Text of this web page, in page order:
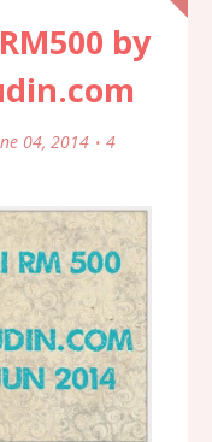
by
04, 2014
4